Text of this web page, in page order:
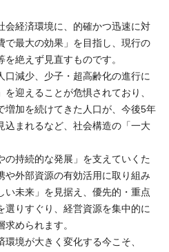
経済環境に、的確かつ迅速に対
で最大の効果」を目指し、現行の
絶えず見直すものです。
減少、少子・超高齢化の進行に
迎えることが危惧されており、
増加を続けてきた人口が、今後5年
込まれるなど、社会構造の「一大
持続的な発展」を支えていくた
や外部資源の有効活用に取り組み
い未来」を見据え、優先的・重点
選りすぐり、経営資源を集中的に
められます。
境が大きく変化する今こそ、